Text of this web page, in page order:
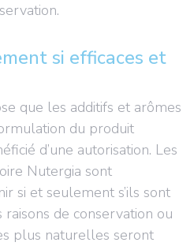
si efficaces et
que les additifs et arômes
du produit
d’une autorisation. Les
Nutergia sont
si et seulement s’ils sont
de conservation ou
plus naturelles seront